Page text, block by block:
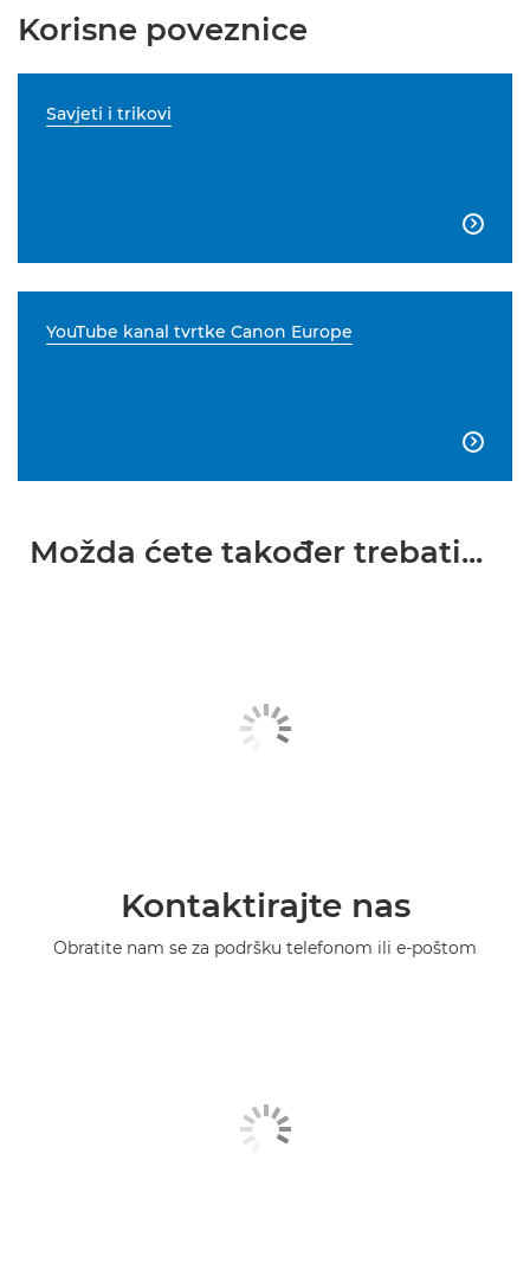
Korisne poveznice
Savjeti i trikovi

YouTube kanal tvrtke Canon Europe

Možda ćete također trebati...
Kontaktirajte nas
Obratite nam se za podršku telefonom ili e-poštom